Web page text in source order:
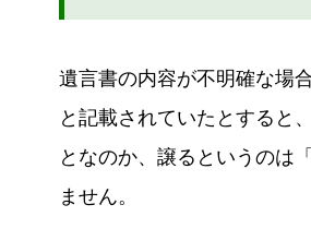
遺言書の内容が不明確な場
と記載されていたとすると
となのか、譲るというのは
ません。